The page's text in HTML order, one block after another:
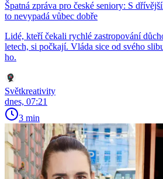
Špatná zpráva pro české seniory: S
to nevypadá vůbec dobře
Lidé, kteří čekali rychlé zastropování
letech, si počkají. Vláda sice od svého
ho.
Světkreativity
dnes, 07:21
3 min